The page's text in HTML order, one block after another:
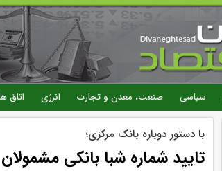
سیاسی صنعت، معدن و تجارت انرژی اتاق
با دستور دوباره بانک مرکزی؛
تایید شماره شبا بانکی